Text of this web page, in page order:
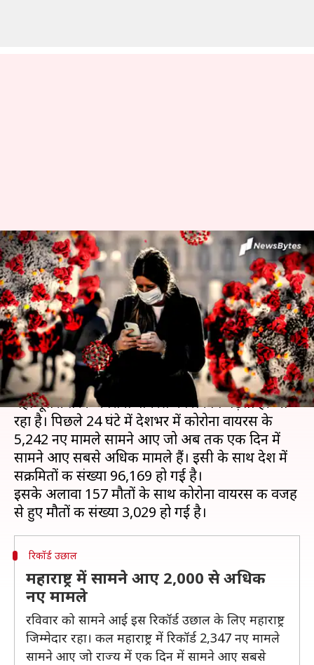
#DailyReport: भारत में पिछले 24
घंटे में कोरोना वायरस के रिकॉर्ड
5,242 नए मामले
लेखन मुकुल तोमर May 18, 2020 03:08 pm
क्या है खबर?
एक तरफ देशभर की सरकारें लॉकडाउन में ढील दे रही हैं,
वहीं दूसरी तरफ कोरोना वायरस का प्रकोप बढ़ता ही जा
रहा है। पिछले 24 घंटे में देशभर में कोरोना वायरस के
5,242 नए मामले सामने आए जो अब तक एक दिन में
सामने आए सबसे अधिक मामले हैं। इसी के साथ देश में
सक्रमितों की संख्या 96,169 हो गई है।
इसके अलावा 157 मौतों के साथ कोरोना वायरस की वजह
रिकॉर्ड उछाल
महाराष्ट्र में सामने आए 2,000 से अधिक
नए मामले
रविवार को सामने आई इस रिकॉर्ड उछाल के लिए महाराष्ट्र
जिम्मेदार रहा। कल महाराष्ट्र में रिकॉर्ड 2,347 नए मामले
सामने आए जो राज्य में एक दिन में सामने आए सबसे